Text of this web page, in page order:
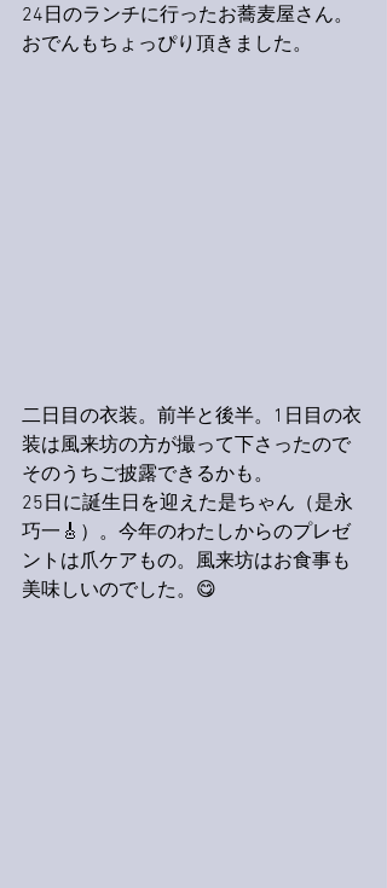
24日のランチに行ったお蕎麦屋さん。
おでんもちょっぴり頂きました。
二日目の衣装。前半と後半。1日目の衣
装は風来坊の方が撮って下さったので
そのうちご披露できるかも。
25日に誕生日を迎えた是ちゃん（是永
巧一🎸）。今年のわたしからのプレゼ
ントは爪ケアもの。風来坊はお食事も
美味しいのでした。😋